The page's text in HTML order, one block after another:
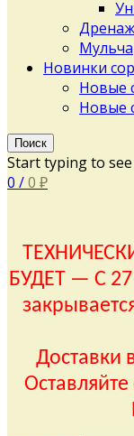
Дренаж
Мульча
Новинки
Новые
Новые
Поиск
Start typing to
0 /0 ₽
БУДЕТ — С
Доставки